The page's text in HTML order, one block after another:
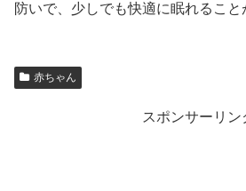
防いで、少しでも快適に眠れること
赤ちゃん
スポンサーリン